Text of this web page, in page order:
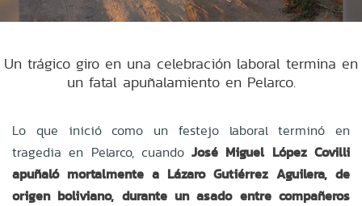
Un trágico giro en una celebración laboral termina en
un fatal apuñalamiento en Pelarco.
Lo que inició como un festejo laboral terminó en
tragedia en Pelarco, cuandoJosé Miguel López Covilli
apuñaló mortalmente a Lázaro Gutiérrez Aguilera, de
origen boliviano, durante un asado entre compañeros